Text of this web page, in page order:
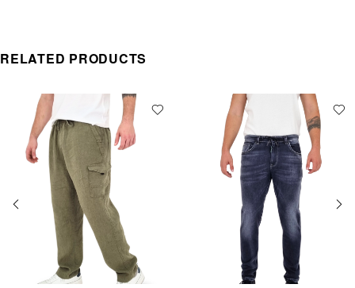
RELATED PRODUCTS